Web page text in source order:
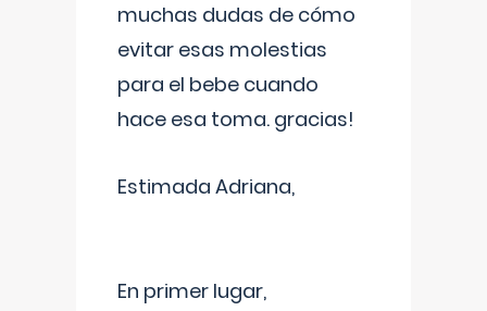
muchas dudas de cómo
evitar esas molestias
para el bebe cuando
hace esa toma. gracias!
Estimada Adriana,
En primer lugar,